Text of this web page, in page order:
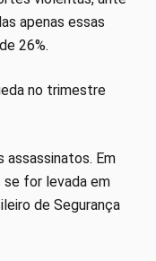
apenas essas
26%.
no trimestre
assassinatos. Em
se for levada em
de Segurança